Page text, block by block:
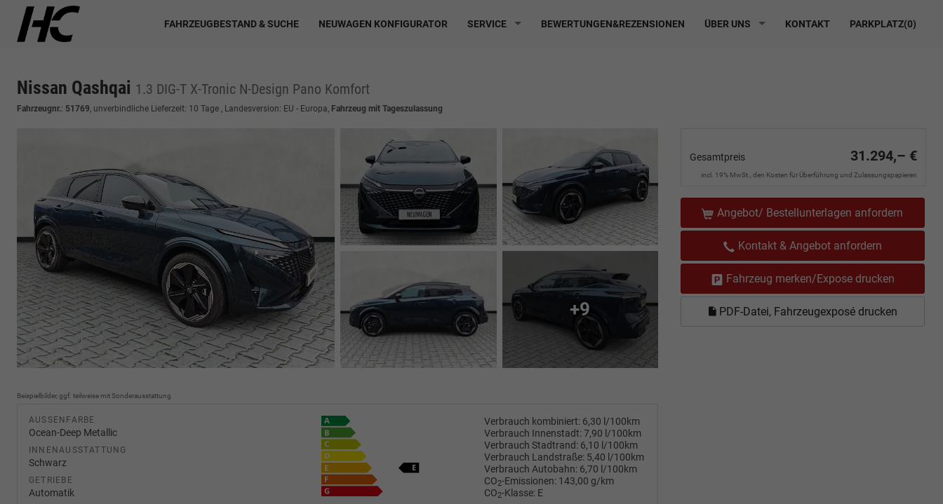
FAHRZEUGBESTAND & SUCHE NEUWAGEN KONFIGURATOR SERVICE BEWERTUNGEN&REZENSIONEN ÜBER UNS KONTAKT PARKPLATZ(0)
Nissan Qashqai 1.3 DIG-T X-Tronic N-Design Pano Komfort
Fahrzeugnr.: 51769, unverbindliche Lieferzeit: 10 Tage , Landesversion: EU - Europa, Fahrzeug mit Tageszulassung
Gesamtpreis 31.294,– €
incl. 19% MwSt., den Kosten für Überführung und Zulassungspapieren
Angebot/ Bestellunterlagen anfordern
Kontakt & Angebot anfordern
Fahrzeug merken/Expose drucken
PDF-Datei, Fahrzeugexposé drucken
+9
Beispielbilder, ggf. teilweise mit Sonderausstattung
AUSSENFARBE
Ocean-Deep Metallic
INNENAUSSTATTUNG
Schwarz
GETRIEBE
Automatik
Verbrauch kombiniert: 6,30 l/100km
Verbrauch Innenstadt:7,90 l/100km
Verbrauch Stadtrand: 6,10 l/100km
Verbrauch Landstraße: 5,40 l/100km
Verbrauch Autobahn: 6,70 l/100km
CO2-Emissionen: 143,00 g/km
CO2-Klasse: E